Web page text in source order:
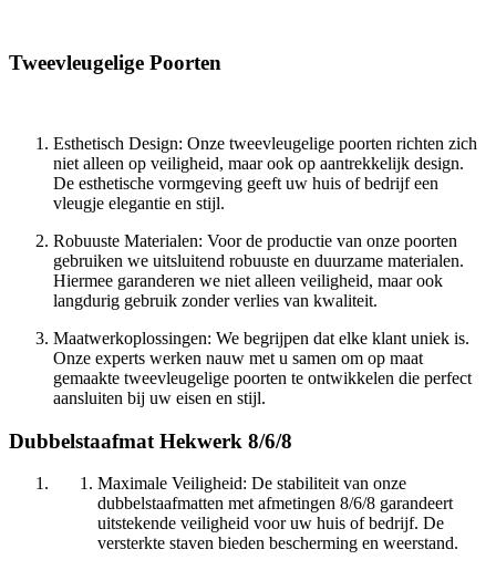
Tweevleugelige Poorten
Esthetisch Design: Onze tweevleugelige poorten richten zich
niet alleen op veiligheid, maar ook op aantrekkelijk design.
De esthetische vormgeving geeft uw huis of bedrijf een
vleugje elegantie en stijl.
Robuuste Materialen: Voor de productie van onze poorten
gebruiken we uitsluitend robuuste en duurzame materialen.
Hiermee garanderen we niet alleen veiligheid, maar ook
langdurig gebruik zonder verlies van kwaliteit.
Maatwerkoplossingen: We begrijpen dat elke klant uniek is.
Onze experts werken nauw met u samen om op maat
gemaakte tweevleugelige poorten te ontwikkelen die perfect
aansluiten bij uw eisen en stijl.
Dubbelstaafmat Hekwerk 8/6/8
Maximale Veiligheid: De stabiliteit van onze
dubbelstaafmatten met afmetingen 8/6/8 garandeert
uitstekende veiligheid voor uw huis of bedrijf. De
versterkte staven bieden bescherming en weerstand.